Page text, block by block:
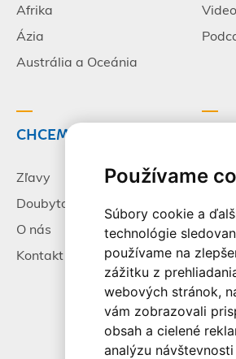
Používame
Súbory cookie a
technológie
používame na
zážitku z
webových stránok,
vám zobrazovali
obsah a cielené
analýzu
Afrika
Ázia
Austrália a Oceánia
CHCEM CESTOVAŤ
Zľavy
Doubytovanie
O nás
Kontakt